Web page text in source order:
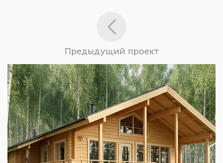
Предыдущий проект